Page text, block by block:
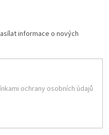
informace o nových
ochrany osobních údajů